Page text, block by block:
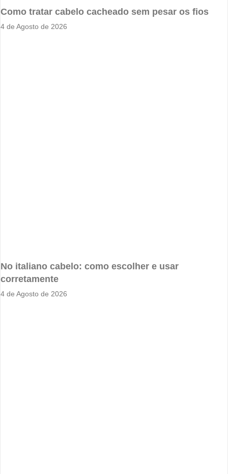
Como tratar cabelo cacheado sem pesar os fios
4 de Agosto de 2026
No italiano cabelo: como escolher e usar
corretamente
4 de Agosto de 2026